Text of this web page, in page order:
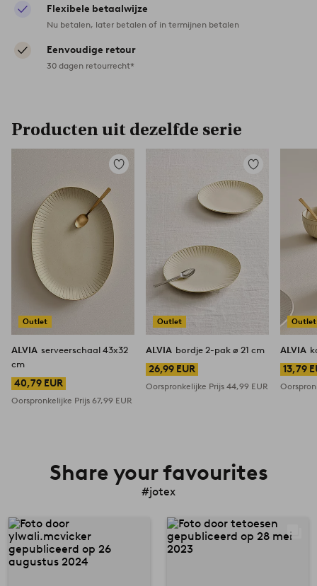
Flexibele betaalwijze
Nu betalen, later betalen of in termijnen betalen
Eenvoudige retour
30 dagen retourrecht*
Producten uit dezelfde serie
Outlet
Toevoegen
favorieten
ALVIA serveerschaal 43x32
cm
40,79 EUR
Oorspronkelijke Prijs 67,99 EUR
Outlet
Toevoegen
favorieten
ALVIA bordje 2-pak ø 21 cm
26,99 EUR
Oorspronkelijke Prijs44,99 EUR
Outlet
ALVIA
13,79
Share your favourites
#jotex